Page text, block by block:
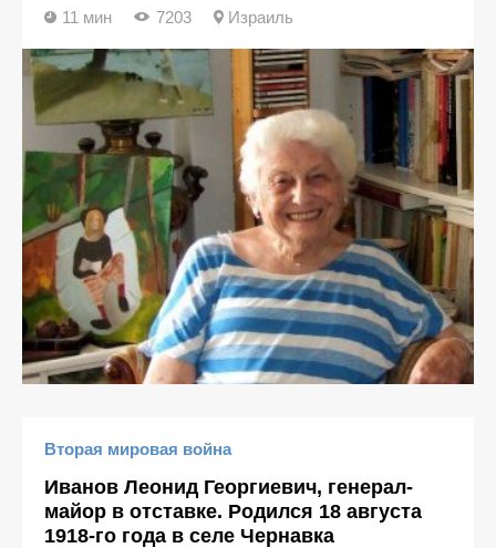
11 мин 7203 Израиль
Вторая мировая война
Иванов Леонид Георгиевич, генерал-
майор в отставке. Родился 18 августа
1918-го года в селе Чернавка